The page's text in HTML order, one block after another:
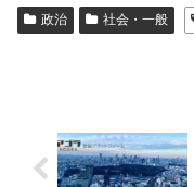
政治 社会・一般